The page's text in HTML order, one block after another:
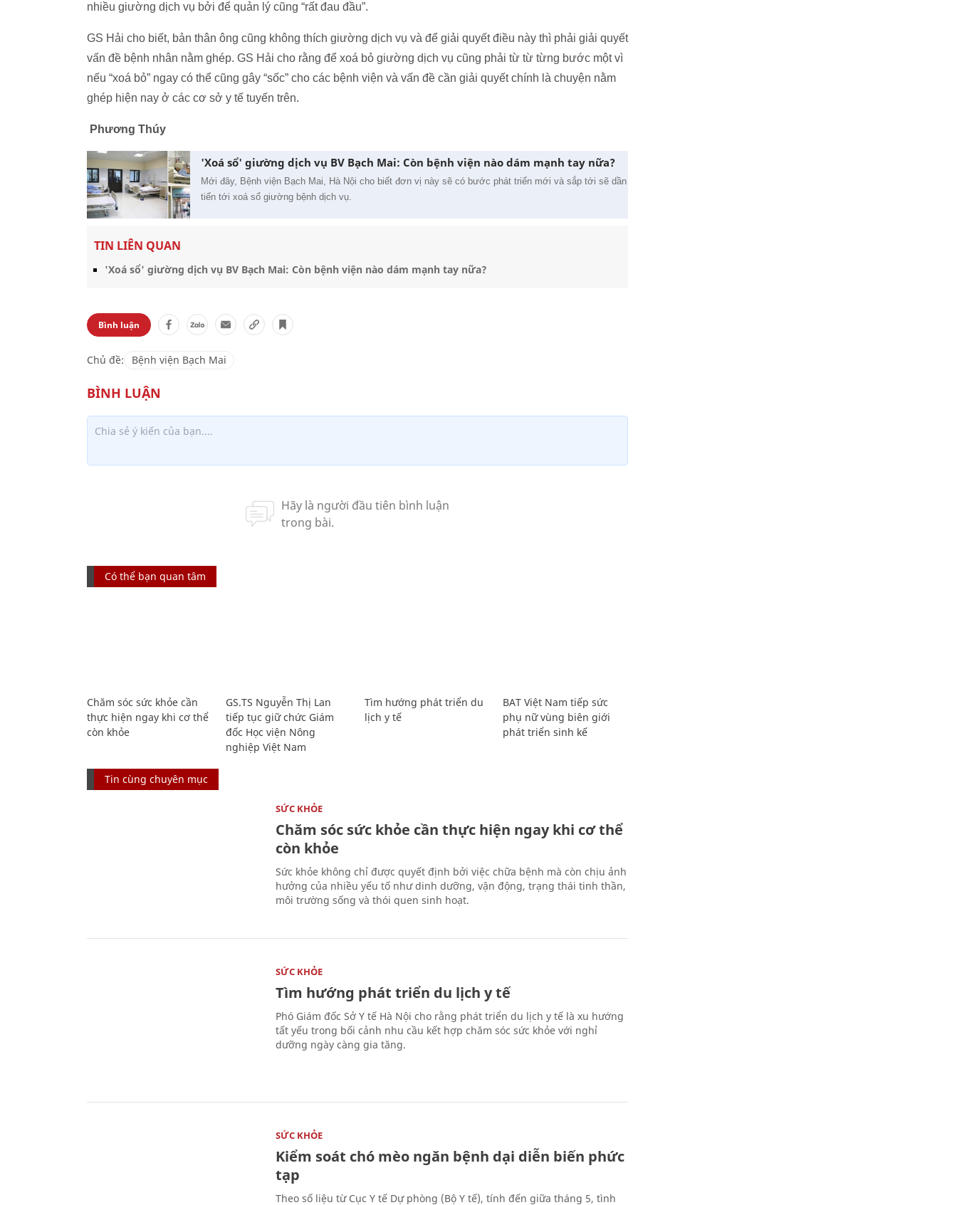
nhiều giường dịch vụ bởi để quản lý cũng “rất đau đầu”.
GS Hải cho biết, bản thân ông cũng không thích giường dịch vụ và để giải quyết điều này thì phải giải quyết
vấn đề bệnh nhân nằm ghép. GS Hải cho rằng để xoá bỏ giường dịch vụ cũng phải từ từ từng bước một vì
nếu “xoá bỏ” ngay có thể cũng gây “sốc” cho các bệnh viện và vấn đề cần giải quyết chính là chuyện nằm
ghép hiện nay ở các cơ sở y tế tuyến trên.
Phương Thúy
'Xoá sổ' giường dịch vụ BV Bạch Mai: Còn bệnh viện nào dám mạnh tay nữa?
Mới đây, Bệnh viện Bạch Mai, Hà Nội cho biết đơn vị này sẽ có bước phát triển mới và sắp tới sẽ dần
tiến tới xoá sổ giường bệnh dịch vụ.
TIN LIÊN QUAN
'Xoá sổ' giường dịch vụ BV Bạch Mai: Còn bệnh viện nào dám mạnh tay nữa?
Bình luận
Chủ đề: Bệnh viện Bạch Mai
Có thể bạn quan tâm
Chăm sóc sức khỏe cần
thực hiện ngay khi cơ thể
còn khỏe
GS.TS Nguyễn Thị Lan
tiếp tục giữ chức Giám
đốc Học viện Nông
nghiệp Việt Nam
Tìm hướng phát triển du
lịch y tế
BAT Việt Nam tiếp sức
phụ nữ vùng biên giới
phát triển sinh kế
Tin cùng chuyên mục
SỨC KHỎE
Chăm sóc sức khỏe cần thực hiện ngay khi cơ thể
còn khỏe
Sức khỏe không chỉ được quyết định bởi việc chữa bệnh mà còn chịu ảnh
hưởng của nhiều yếu tố như dinh dưỡng, vận động, trạng thái tinh thần,
môi trường sống và thói quen sinh hoạt.
SỨC KHỎE
Tìm hướng phát triển du lịch y tế
Phó Giám đốc Sở Y tế Hà Nội cho rằng phát triển du lịch y tế là xu hướng
tất yếu trong bối cảnh nhu cầu kết hợp chăm sóc sức khỏe với nghỉ
dưỡng ngày càng gia tăng.
SỨC KHỎE
Kiểm soát chó mèo ngăn bệnh dại diễn biến phức
tạp
Theo số liệu từ Cục Y tế Dự phòng (Bộ Y tế), tính đến giữa tháng 5, tình